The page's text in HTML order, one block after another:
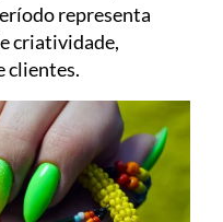
representa
criatividade,
clientes.